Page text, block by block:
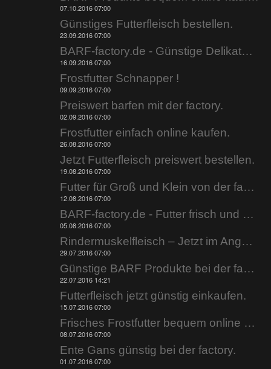
07.10.2016 07:00
Günstiges Futterfleisch bestellen.
23.09.2016 07:00
BARF-factory.de - Günstige Delikatessen.
16.09.2016 07:00
Frostfutter Schnapper !
09.09.2016 07:00
Preiswert barfen mit der factory.
02.09.2016 07:00
Frostfutter einfach online kaufen.
26.08.2016 07:00
Jetzt Futterfleisch preiswert bestellen.
19.08.2016 07:00
Futter für Groß und Klein von der factory rein.
12.08.2016 07:00
BARF-factory.de - Futter frisch und günstig.
05.08.2016 07:00
Rindermuskelfleisch – Jetzt im Angebot.
29.07.2016 07:00
Günstige BARF Produkte bei der factory.
22.07.2016 14:21
Futterfleisch jetzt günstig einkaufen.
15.07.2016 07:00
Frisches Frostfutter bequem online kaufen.
08.07.2016 07:00
Ente Gans günstig bei der factory.
01.07.2016 07:00